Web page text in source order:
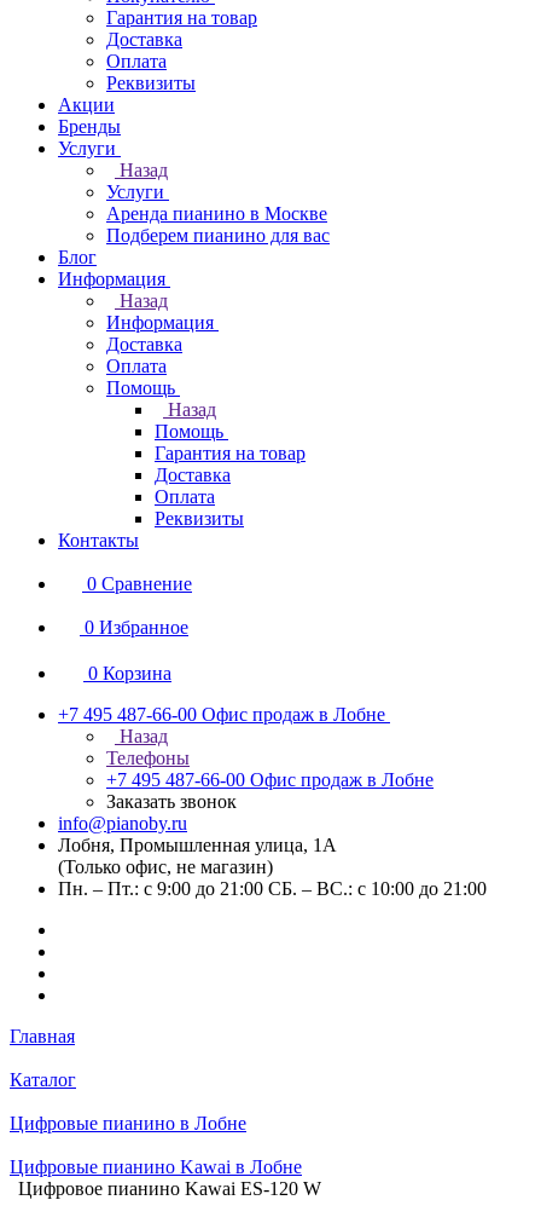
Гарантия на товар
Доставка
Оплата
Реквизиты
Акции
Бренды
Услуги
Назад
Услуги
Аренда пианино в Москве
Подберем пианино для вас
Блог
Информация
Назад
Информация
Доставка
Оплата
Помощь
Назад
Помощь
Гарантия на товар
Доставка
Оплата
Реквизиты
Контакты
0 Сравнение
0 Избранное
0 Корзина
+7 495 487-66-00 Офис продаж в Лобне
Назад
Телефоны
+7 495 487-66-00 Офис продаж в Лобне
Заказать звонок
info@pianoby.ru
Лобня, Промышленная улица, 1А
(Только офис, не магазин)
Пн. – Пт.: с 9:00 до 21:00 СБ. – ВС.: с 10:00 до 21:00
Главная
Каталог
Цифровые пианино в Лобне
Цифровые пианино Kawai в Лобне
Цифровое пианино Kawai ES-120 W